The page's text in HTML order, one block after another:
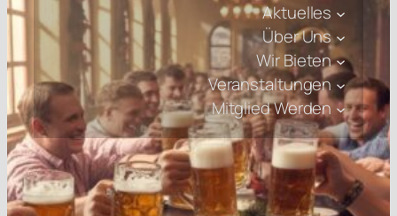
Aktuelles
Über Uns
Wir Bieten
Veranstaltungen
Mitglied Werden